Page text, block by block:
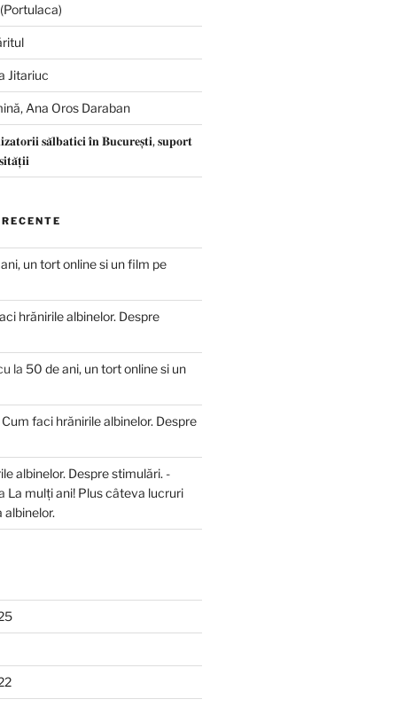
Jitariuc
Ana Oros Daraban
𝐬𝐚̆𝐥𝐛𝐚𝐭𝐢𝐜𝐢 𝐢̂𝐧 𝐁𝐮𝐜𝐮𝐫𝐞𝐬̦𝐭𝐢, 𝐬𝐮𝐩𝐨𝐫𝐭
un tort online si un film pe
hrănirile albinelor. Despre
la 50 de ani, un tort online si un
Cum faci hrănirile albinelor. Despre
albinelor. Despre stimulări. -
La mulți ani! Plus câteva lucruri
albinelor.